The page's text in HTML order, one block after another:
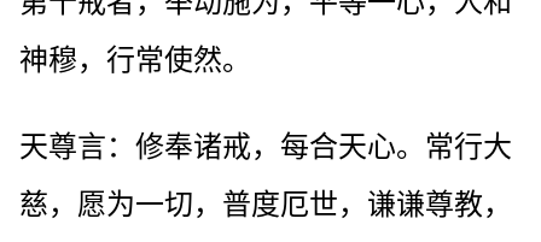
神穆，行常使然。
天尊言：修奉诸戒，每合天心。常行大
慈，愿为一切，普度厄世，谦谦尊教，